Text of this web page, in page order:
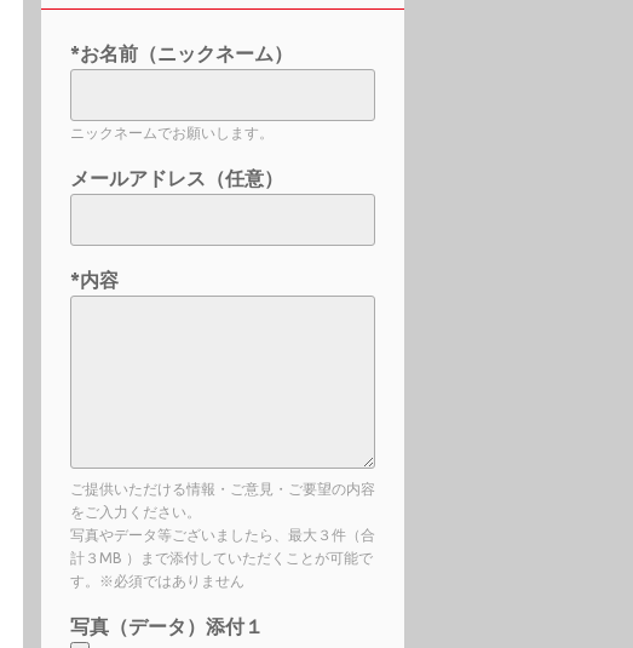
*お名前（ニックネーム）
ニックネームでお願いします。
メールアドレス（任意）
*内容
ご提供いただける情報・ご意見・ご要望の内容
をご入力ください。
写真やデータ等ございましたら、最大３件（合
計３MB ）まで添付していただくことが可能で
す。※必須ではありません
写真（データ）添付１